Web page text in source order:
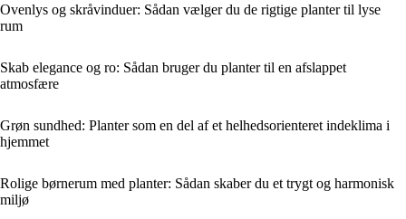
Ovenlys og skråvinduer: Sådan vælger du de rigtige planter til lyse
rum
Skab elegance og ro: Sådan bruger du planter til en afslappet
atmosfære
Grøn sundhed: Planter som en del af et helhedsorienteret indeklima i
hjemmet
Rolige børnerum med planter: Sådan skaber du et trygt og harmonisk
miljø